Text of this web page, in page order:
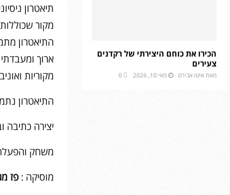
תיאטרון
מקור
התיאטרון
ארוך
מקוריות
התיאטרון
יצירה כתיבה
משחק
מוסיקה :פז
הכירו את כוחם היצירתי של רקדנים
צעירים
מאת איטו אבירם מאי 10, 2026 0